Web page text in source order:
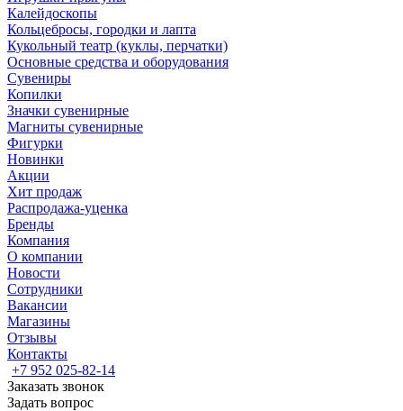
Калейдоскопы
Кольцебросы, городки и лапта
Кукольный театр (куклы, перчатки)
Основные средства и оборудования
Сувениры
Копилки
Значки сувенирные
Магниты сувенирные
Фигурки
Новинки
Акции
Хит продаж
Распродажа-уценка
Бренды
Компания
О компании
Новости
Сотрудники
Вакансии
Магазины
Отзывы
Контакты
+7 952 025-82-14
Заказать звонок
Задать вопрос